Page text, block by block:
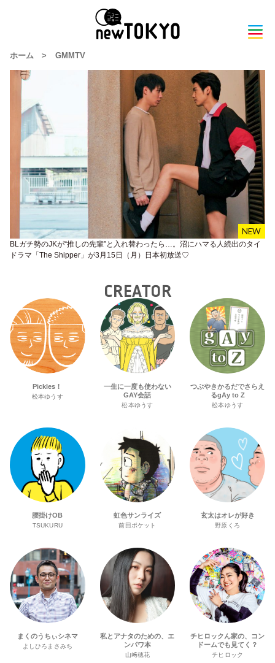
ホーム > GMMTV
BLガチ勢のJKが“推しの先輩”と入れ替わったら…。沼にハマる人続出のタイ
ドラマ「The Shipper」が3月15日（月）日本初放送♡
CREATOR
Pickles！
松本ゆうす
一生に一度も使わない
GAY会話
松本ゆうす
つぶやきかるだでさらえ
るgAy to Z
松本ゆうす
腰掛けOB
TSUKURU
虹色サンライズ
前田ポケット
玄太はオレが好き
野原くろ
まくのうちぃシネマ
よしひろまさみち
私とアナタのための、エ
ンパワ本
山﨑穂花
チヒロックん家の、コン
ドームでも見てく？
チヒロック